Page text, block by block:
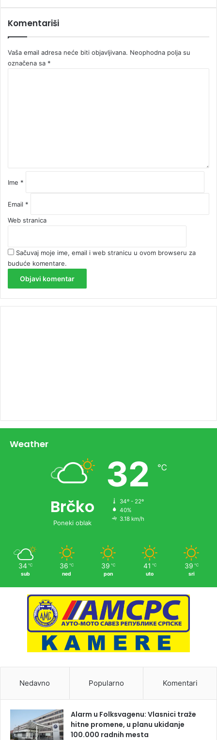
Komentariši
Vaša email adresa neće biti objavljivana. Neophodna polja su
označena sa *
Ime *
Email *
Web stranica
Sačuvaj moje ime, email i web stranicu u ovom browseru za
buduće komentare.
Weather
Brčko
Poneki oblak
32 ℃
34º - 22º
40%
3.18 km/h
34 ℃
sub
36 ℃
ned
39 ℃
pon
41 ℃
uto
39 ℃
sri
Nedavno Popularno Komentari
Alarm u Folksvagenu: Vlasnici traže
hitne promene, u planu ukidanje
100.000 radnih mesta